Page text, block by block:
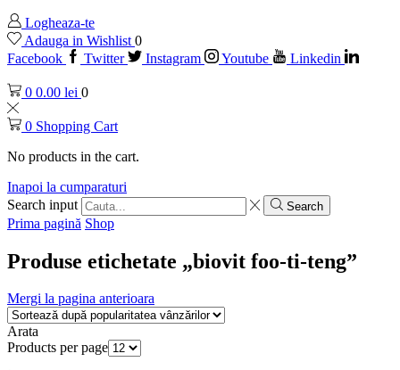
Logheaza-te
Adauga in Wishlist 0
Facebook
Twitter Instagram Youtube Linkedin
0 0.00 lei 0
0 Shopping Cart
No products in the cart.
Inapoi la cumparaturi
Search input
Search
Prima pagină Shop
Produse etichetate „biovit foo-ti-teng”
Mergi la pagina anterioara
Arata
Products per page